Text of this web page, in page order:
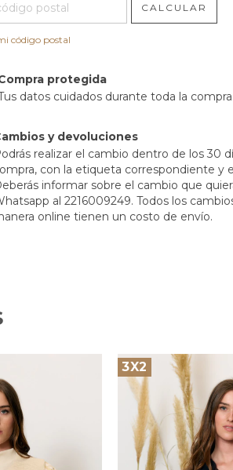
CALCULAR
código postal
protegida
datos cuidados durante toda la compra.
y devoluciones
realizar el cambio dentro de los 30
con la etiqueta correspondiente y
informar sobre el cambio que
al 2216009249. Todos los
online tienen un costo de envío.
3X2